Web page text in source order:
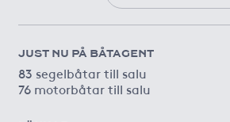
JUST NU PÅ BÅTAGENT
83 segelbåtar till salu
76 motorbåtar till salu